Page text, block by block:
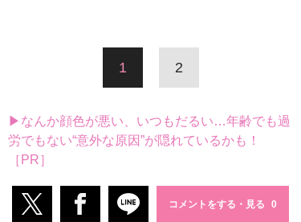
1 2
▶なんか顔色が悪い、いつもだるい…年齢でも過
労でもない“意外な原因”が隠れているかも！
［PR］
コメントをする・見る